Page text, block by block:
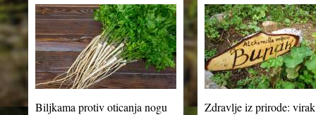
Biljkama protiv oticanja nogu Zdravlje iz prirode: virak